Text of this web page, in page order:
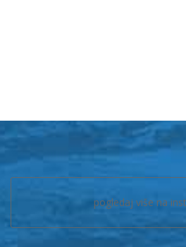
pogledaj više na